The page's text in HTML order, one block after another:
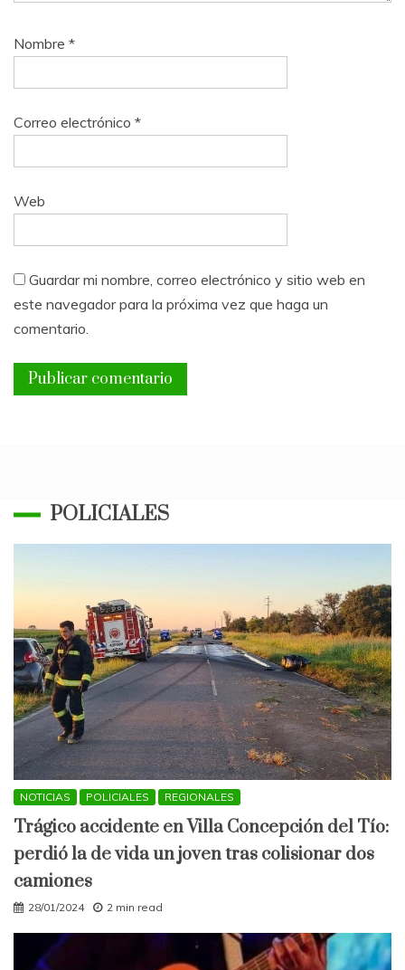
Nombre *
Correo electrónico *
Web
Guardar mi nombre, correo electrónico y sitio web en
este navegador para la próxima vez que haga un
comentario.
POLICIALES
NOTICIAS POLICIALES REGIONALES
Trágico accidente en Villa Concepción del Tío:
perdió la de vida un joven tras colisionar dos
camiones
28/01/2024 2 min read